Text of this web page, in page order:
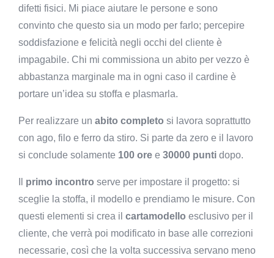
difetti fisici. Mi piace aiutare le persone e sono
convinto che questo sia un modo per farlo; percepire
soddisfazione e felicità negli occhi del cliente è
impagabile. Chi mi commissiona un abito per vezzo è
abbastanza marginale ma in ogni caso il cardine è
portare un’idea su stoffa e plasmarla.
Per realizzare un abito completo si lavora soprattutto
con ago, filo e ferro da stiro. Si parte da zero e il lavoro
si conclude solamente 100 ore e 30000 punti dopo.
primo incontro serve per impostare il progetto: si
sceglie la stoffa, il modello e prendiamo le misure. Con
questi elementi si crea il cartamodello esclusivo per il
cliente, che verrà poi modificato in base alle correzioni
necessarie, così che la volta successiva servano meno